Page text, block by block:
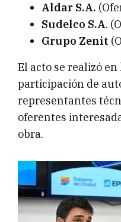
Aldar S.A.
Sudelco S.A.
Grupo Zenit
El acto se realizó en
participación de
representantes
oferentes
obra.